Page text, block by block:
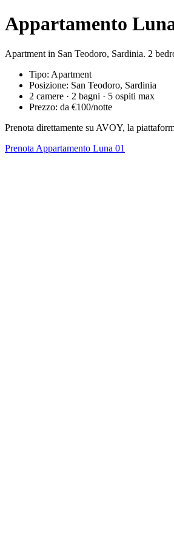
Appartamento
Apartment in San Teodoro, Sardinia. 2
Tipo: Apartment
Posizione: San Teodoro, Sardinia
2 camere · 2 bagni · 5 ospiti max
Prezzo: da €100/notte
Prenota direttamente su AVOY, la
Prenota Appartamento Luna 01